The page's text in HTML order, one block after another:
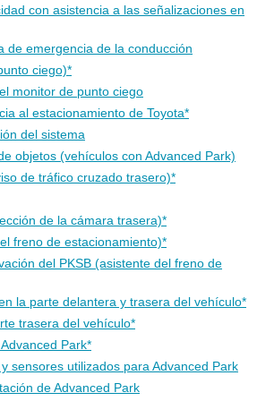
con asistencia a las señalizaciones en
de emergencia de la conducción
ciego)*
monitor de punto ciego
al estacionamiento de Toyota*
del sistema
objetos (vehículos con Advanced Park)
de tráfico cruzado trasero)*
de la cámara trasera)*
freno de estacionamiento)*
del PKSB (asistente del freno de
la parte delantera y trasera del vehículo*
trasera del vehículo*
Park*
sensores utilizados para Advanced Park
de Advanced Park